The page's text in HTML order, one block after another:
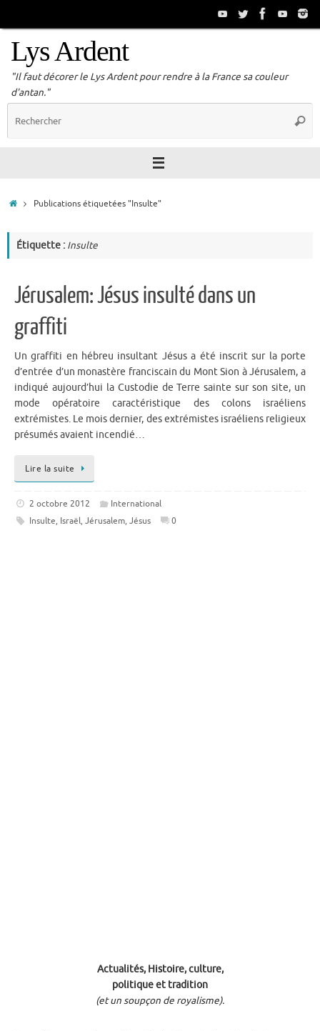
Lys Ardent
"Il faut décorer le Lys Ardent pour rendre à la France sa couleur
d'antan."
AccueilPublications étiquetées "Insulte"
Étiquette : Insulte
Jérusalem: Jésus insulté dans un
graffiti
Un graffiti en hébreu insultant Jésus a été inscrit sur la porte
d’entrée d’un monastère franciscain du Mont Sion à Jérusalem, a
indiqué aujourd’hui la Custodie de Terre sainte sur son site, un
mode opératoire caractéristique des colons israéliens
extrémistes. Le mois dernier, des extrémistes israéliens religieux
présumés avaient incendié…
Lire la suite
2 octobre 2012
International
Insulte, Israël, Jérusalem, Jésus 0
Actualités, Histoire, culture,
politique et tradition
(et un soupçon de royalisme).